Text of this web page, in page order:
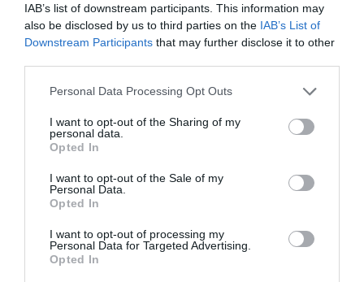
IAB’s list of downstream participants. This information may
also be disclosed by us to third parties on the IAB’s List of
Downstream Participants that may further disclose it to other
Personal Data Processing Opt Outs
I want to opt-out of the Sharing of my
personal data.
Opted In
I want to opt-out of the Sale of my
Personal Data.
Opted In
I want to opt-out of processing my
Personal Data for Targeted Advertising.
Opted In
• Retraso en el crecimiento en niños y adolescentes.
• Amenorrea o irregularidades en la menstruación.
• Aparición de lanugo (vello fino).
• Sensibilidad extrema al frío (usar varias capas de ropa
para permanecer caliente).
• Atrofia muscular y pérdida de grasa corporal.
• Usar tallas grandes de ropa (sobre todo pantalones).